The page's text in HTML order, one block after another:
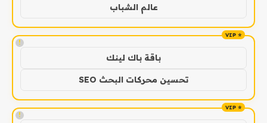
عالم الشباب
!
باقة باك لينك
تحسين محركات البحث SEO
!